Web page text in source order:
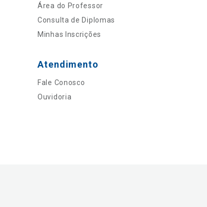
Área do Professor
Consulta de Diplomas
Minhas Inscrições
Atendimento
Fale Conosco
Ouvidoria